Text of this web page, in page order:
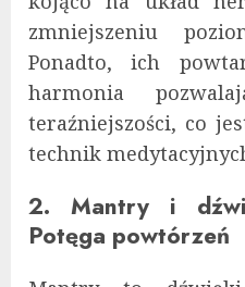
zmniejszeniu
Ponadto, ich
harmonia
teraźniejszości, co
technik
2. Mantry i
Potęga powtórzeń